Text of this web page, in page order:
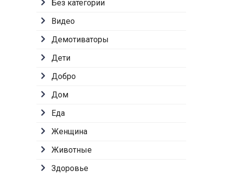
Без категории
Видео
Демотиваторы
Дети
Добро
Дом
Еда
Женщина
Животные
Здоровье